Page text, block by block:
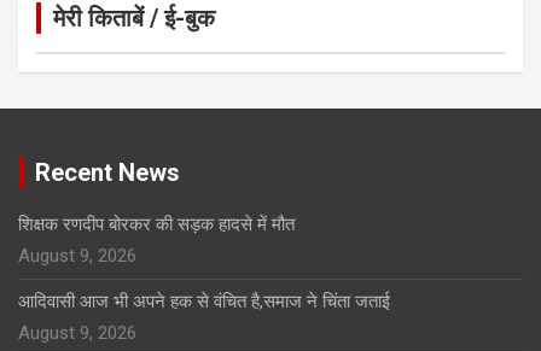
मेरी किताबें / ई-बुक
Click to Open Page
Recent News
शिक्षक रणदीप बोरकर की सड़क हादसे में मौत
August 9, 2026
आदिवासी आज भी अपने हक से वंचित है,समाज ने चिंता जताई
August 9, 2026